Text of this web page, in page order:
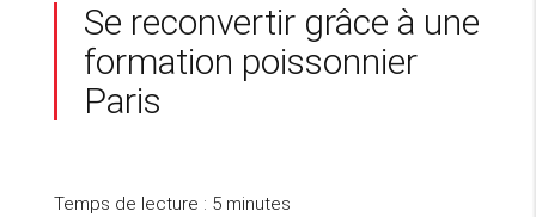
Se reconvertir grâce à une
formation poissonnier
Paris
Temps de lecture : 5 minutes